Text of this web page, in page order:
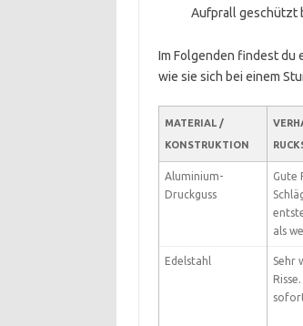
Aufprall geschützt
Im Folgenden findest du
wie sie sich bei einem
MATERIAL /
KONSTRUKTION
Aluminium-
Druckguss
Gute
als
Edelstahl
Sehr